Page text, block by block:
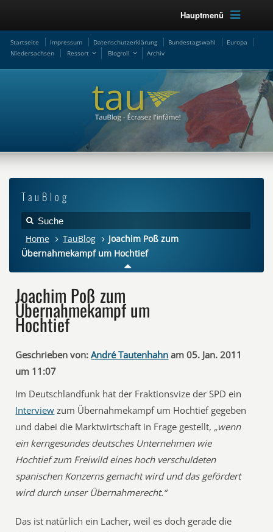
Hauptmenü
Startseite Impressum Datenschutzerklärung Bundestagswahl
Europa
Niedersachsen
Ressort Blogroll Archiv
TauBlog
Home TauBlog
Joachim Poß zum
Übernahmekampf um Hochtief
Joachim Poß zum
Übernahmekampf um
Hochtief
Geschrieben von: André Tautenhahn am 05. Jan. 2011
um 11:07
Im Deutschlandfunk hat der Fraktionsvize der SPD ein
Interview zum Übernahmekampf um Hochtief gegeben
und dabei die Marktwirtschaft in Frage gestellt, „wenn
ein kerngesundes deutsches Unternehmen wie
Hochtief zum Freiwild eines hoch verschuldeten
spanischen Konzerns gemacht wird und das gefördert
wird durch unser Übernahmerecht.“
Das ist natürlich ein Lacher, weil es doch gerade die